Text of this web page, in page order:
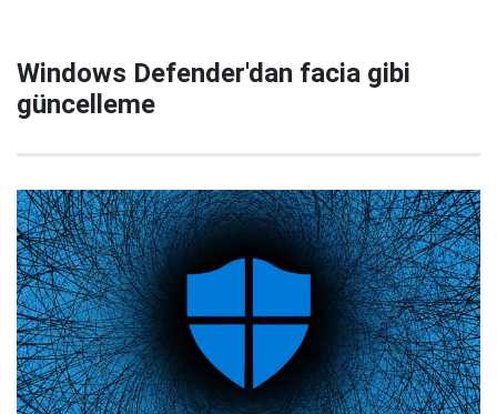
Windows Defender'dan facia gibi
güncelleme